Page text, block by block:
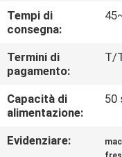
CONTROLLO
DI
QUALITÀ
CONTATTICI
NOTIZIE
Tempi di
consegna:
Termini di
pagamento:
T/
Capacità di
alimentazione:
50
Evidenziare: